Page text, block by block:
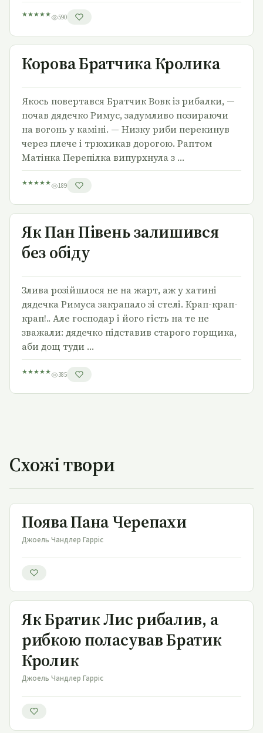
★★★★★ 590
Корова Братчика Кролика
Корова Братчика Кролика
Якось повертався Братчик Вовк із рибалки, —
почав дядечко Римус, задумливо позираючи
на вогонь у каміні. — Низку риби перекинув
через плече і трюхикав дорогою. Раптом
Матінка Перепілка випурхнула з …
★★★★★ 189
Як Пан Півень залишився без обіду
Як Пан Півень залишився
без обіду
Злива розійшлося не на жарт, аж у хатині
дядечка Римуса закрапало зі стелі. Крап-крап-
крап!.. Але господар і його гість на те не
зважали: дядечко підставив старого горщика,
аби дощ туди …
★★★★★ 385
Схожі твори
Поява Пана Черепахи
Поява Пана Черепахи
Джоель Чандлер Гарріс
Як Братик Лис рибалив, а
рибкою поласував Братик
Кролик
Джоель Чандлер Гарріс